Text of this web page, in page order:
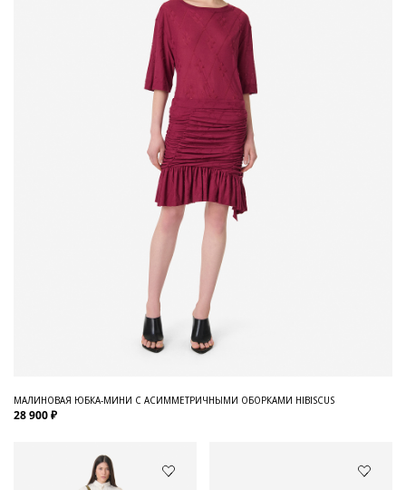
МАЛИНОВАЯ ЮБКА-МИНИ С АСИММЕТРИЧНЫМИ ОБОРКАМИ HIBISCUS
28 900 ₽